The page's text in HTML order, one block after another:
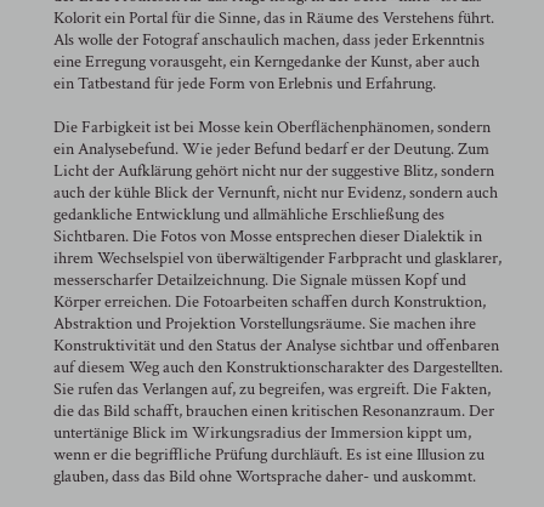
Kolorit ein Portal für die Sinne, das in Räume des Verstehens führt.
Als wolle der Fotograf anschaulich machen, dass jeder Erkenntnis
eine Erregung vorausgeht, ein Kerngedanke der Kunst, aber auch
ein Tatbestand für jede Form von Erlebnis und Erfahrung.
Die Farbigkeit ist bei Mosse kein Oberflächenphänomen, sondern
ein Analysebefund. Wie jeder Befund bedarf er der Deutung. Zum
Licht der Aufklärung gehört nicht nur der suggestive Blitz, sondern
auch der kühle Blick der Vernunft, nicht nur Evidenz, sondern auch
gedankliche Entwicklung und allmähliche Erschließung des
Sichtbaren. Die Fotos von Mosse entsprechen dieser Dialektik in
ihrem Wechselspiel von überwältigender Farbpracht und glasklarer,
messerscharfer Detailzeichnung. Die Signale müssen Kopf und
Körper erreichen. Die Fotoarbeiten schaffen durch Konstruktion,
Abstraktion und Projektion Vorstellungsräume. Sie machen ihre
Konstruktivität und den Status der Analyse sichtbar und offenbaren
auf diesem Weg auch den Konstruktionscharakter des Dargestellten.
Sie rufen das Verlangen auf, zu begreifen, was ergreift. Die Fakten,
die das Bild schafft, brauchen einen kritischen Resonanzraum. Der
untertänige Blick im Wirkungsradius der Immersion kippt um,
wenn er die begriffliche Prüfung durchläuft. Es ist eine Illusion zu
glauben, dass das Bild ohne Wortsprache daher- und auskommt.